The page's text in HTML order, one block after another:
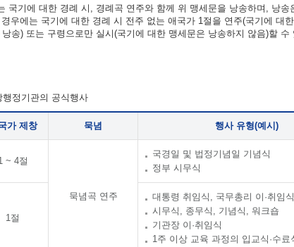
국기에 대한 경례 시, 경례곡 연주와 함께 위 맹세문을 낭송하며, 낭송
우에는 국기에 대한 경례 시 전주 없는 애국가 1절을 연주(국기에 대
송) 또는 구령으로만 실시(국기에 대한 맹세문은 낭송하지 않음)할 수
정기관의 공식행사
가 제창 묵념 행사 유형(예시)
~ 4절
묵념곡 연주
국경일 및 법정기념일 기념식
정부 시무식
1절
대통령 취임식, 국무총리 이·취임식
시무식, 종무식, 기념식, 워크숍
기관장 이·취임식
1주 이상 교육 과정의 입교식·수료